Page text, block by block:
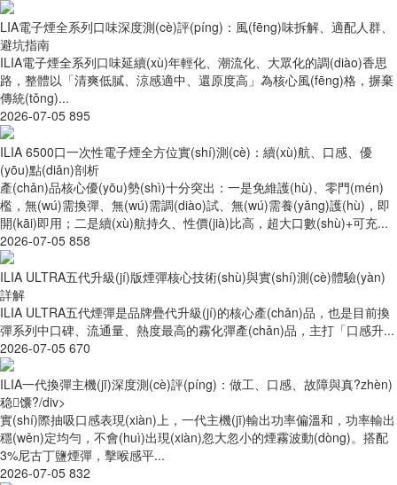
LIA電子煙全系列口味深度測(cè)評(píng)：風(fēng)味拆解、適配人群、
避坑指南
ILIA電子煙全系列口味延續(xù)年輕化、潮流化、大眾化的調(diào)香思
路，整體以「清爽低膩、涼感適中、還原度高」為核心風(fēng)格，摒棄
傳統(tǒng)...
2026-07-05 895
ILIA 6500口一次性電子煙全方位實(shí)測(cè)：續(xù)航、口感、優
(yōu)點(diǎn)剖析
產(chǎn)品核心優(yōu)勢(shì)十分突出：一是免維護(hù)、零門(mén)
檻，無(wú)需換彈、無(wú)需調(diào)試、無(wú)需養(yǎng)護(hù)，即
開(kāi)即用；二是續(xù)航持久、性價(jià)比高，超大口數(shù)+可充...
2026-07-05 858
ILIA ULTRA五代升級(jí)版煙彈核心技術(shù)與實(shí)測(cè)體驗(yàn)
詳解
ILIA ULTRA五代煙彈是品牌疊代升級(jí)的核心產(chǎn)品，也是目前換
彈系列中口碑、流通量、熱度最高的霧化彈產(chǎn)品，主打「口感升...
2026-07-05 670
ILIA一代換彈主機(jī)深度測(cè)評(píng)：做工、口感、故障與真?zhèn)
稳馕?/div>
實(shí)際抽吸口感表現(xiàn)上，一代主機(jī)輸出功率偏溫和，功率輸出
穩(wěn)定均勻，不會(huì)出現(xiàn)忽大忽小的煙霧波動(dòng)。搭配
3%尼古丁鹽煙彈，擊喉感平...
2026-07-05 832